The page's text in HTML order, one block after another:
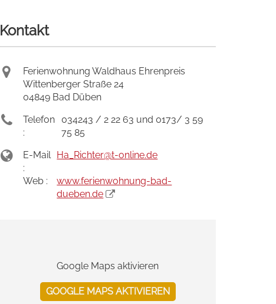
Kontakt
Ferienwohnung Waldhaus Ehrenpreis
Wittenberger Straße 24
04849 Bad Düben
Telefon
:
034243 / 2 22 63 und 0173/ 3 59
75 85
E-Mail
:
Ha_Richter@t-online.de
Web :
www.ferienwohnung-bad-
dueben.de
Google Maps aktivieren
GOOGLE MAPS AKTIVIEREN